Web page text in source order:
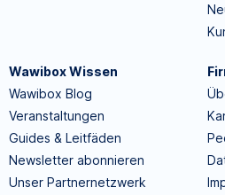
Wawibox Wissen
Wawibox Blog
Veranstaltungen
Guides & Leitfäden
Newsletter abonnieren
Unser Partnernetzwerk